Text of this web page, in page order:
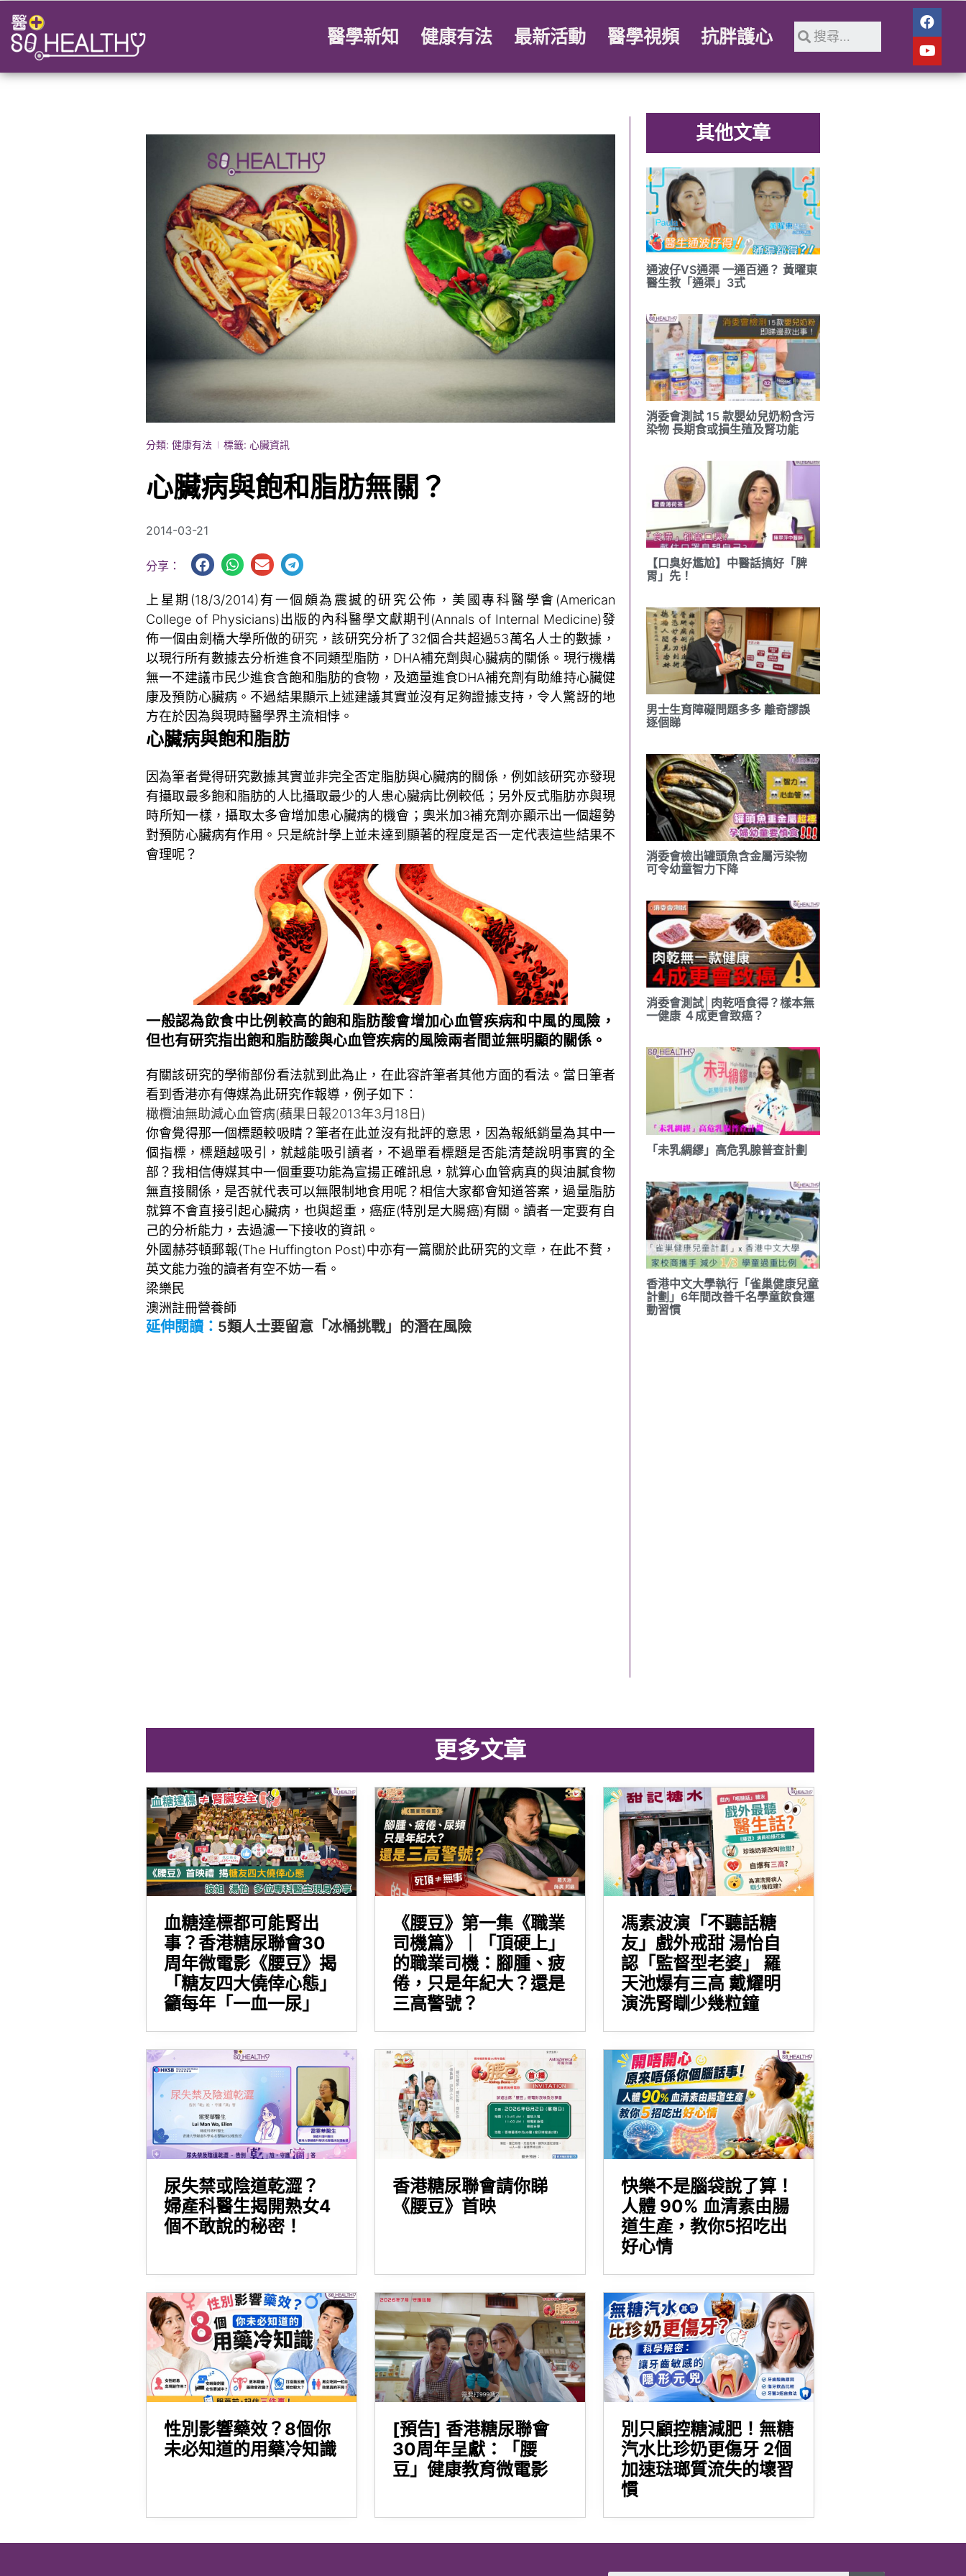
醫學新知 健康有法 最新活動 醫學視頻 抗胖護心
分類: 健康有法 標籤: 心臟資訊
心臟病與飽和脂肪無關？
2014-03-21
分享：
上星期(18/3/2014)有一個頗為震撼的研究公佈，美國專科醫學會(American
College of Physicians)出版的內科醫學文獻期刊(Annals of Internal Medicine)發
佈一個由劍橋大學所做的研究 ，該研究分析了32個合共超過53萬名人士的數據，
以現行所有數據去分析進食不同類型脂防，DHA補充劑與心臟病的關係。現行機構
無一不建議市民少進食含飽和脂肪的食物，及適量進食DHA補充劑有助維持心臟健
康及預防心臟病。不過結果顯示上述建議其實並沒有足夠證據支持，令人驚訝的地
方在於因為與現時醫學界主流相悖。
心臟病與飽和脂肪
因為筆者覺得研究數據其實並非完全否定脂肪與心臟病的關係，例如該研究亦發現
有攝取最多飽和脂肪的人比攝取最少的人患心臟病比例較低；另外反式脂肪亦與現
時所知一樣，攝取太多會增加患心臟病的機會；奧米加3補充劑亦顯示出一個趨勢
對預防心臟病有作用。只是統計學上並未達到顯著的程度是否一定代表這些結果不
會理呢？
一般認為飲食中比例較高的飽和脂肪酸會增加心血管疾病和中風的風險，
但也有研究指出飽和脂肪酸與心血管疾病的風險兩者間並無明顯的關係。
有關該研究的學術部份看法就到此為止，在此容許筆者其他方面的看法。當日筆者
看到香港亦有傳媒為此研究作報導，例子如下︰
橄欖油無助減心血管病(蘋果日報2013年3月18日)
你會覺得那一個標題較吸睛？筆者在此並沒有批評的意思，因為報紙銷量為其中一
個指標，標題越吸引，就越能吸引讀者，不過單看標題是否能清楚說明事實的全
部？我相信傳媒其中一個重要功能為宣揚正確訊息，就算心血管病真的與油膩食物
無直接關係，是否就代表可以無限制地食用呢？相信大家都會知道答案，過量脂肪
就算不會直接引起心臟病，也與超重，癌症(特別是大腸癌)有關。讀者一定要有自
己的分析能力，去過濾一下接收的資訊。
外國赫芬頓郵報(The Huffington Post)中亦有一篇關於此研究的文章 ，在此不贅，
英文能力強的讀者有空不妨一看。
梁樂民
澳洲註冊營養師
延伸閱讀： 5類人士要留意「冰桶挑戰」的潛在風險
其他文章
通波仔VS通渠 一通百通？ 黃曜東
醫生教「通渠」3式
消委會測試 15 款嬰幼兒奶粉含污
染物 長期食或損生殖及腎功能
【口臭好尷尬】中醫話搞好「脾
胃」先！
男士生育障礙問題多多 離奇謬誤
逐個睇
消委會檢出罐頭魚含金屬污染物
可令幼童智力下降
消委會測試│肉乾唔食得？樣本無
一健康 ４成更會致癌？
「未乳綢繆」高危乳腺普查計劃
香港中文大學執行「雀巢健康兒童
計劃」6年間改善千名學童飲食運
動習慣
更多文章
血糖達標都可能腎出
事？香港糖尿聯會30
周年微電影《腰豆》揭
「糖友四大僥倖心態」
籲每年「一血一尿」
《腰豆》第一集《職業
司機篇》｜「頂硬上」
的職業司機：腳腫、疲
倦，只是年紀大？還是
三高警號？
馮素波演「不聽話糖
友」戲外戒甜 湯怡自
認「監督型老婆」 羅
天池爆有三高 戴耀明
演洗腎瞓少幾粒鐘
尿失禁或陰道乾澀？
婦產科醫生揭開熟女4
個不敢說的秘密！
香港糖尿聯會請你睇
《腰豆》首映
快樂不是腦袋說了算！
人體 90% 血清素由腸
道生產，教你5招吃出
好心情
性別影響藥效？8個你
未必知道的用藥冷知識
[預告] 香港糖尿聯會
30周年呈獻：「腰
豆」健康教育微電影
別只顧控糖減肥！無糖
汽水比珍奶更傷牙 2個
加速琺瑯質流失的壞習
慣